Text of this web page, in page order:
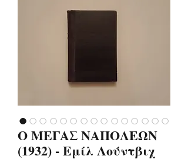
Ο ΜΕΓΑΣ ΝΑΠΟΛΕΩΝ
(1932) - Εμίλ Λούντβιχ